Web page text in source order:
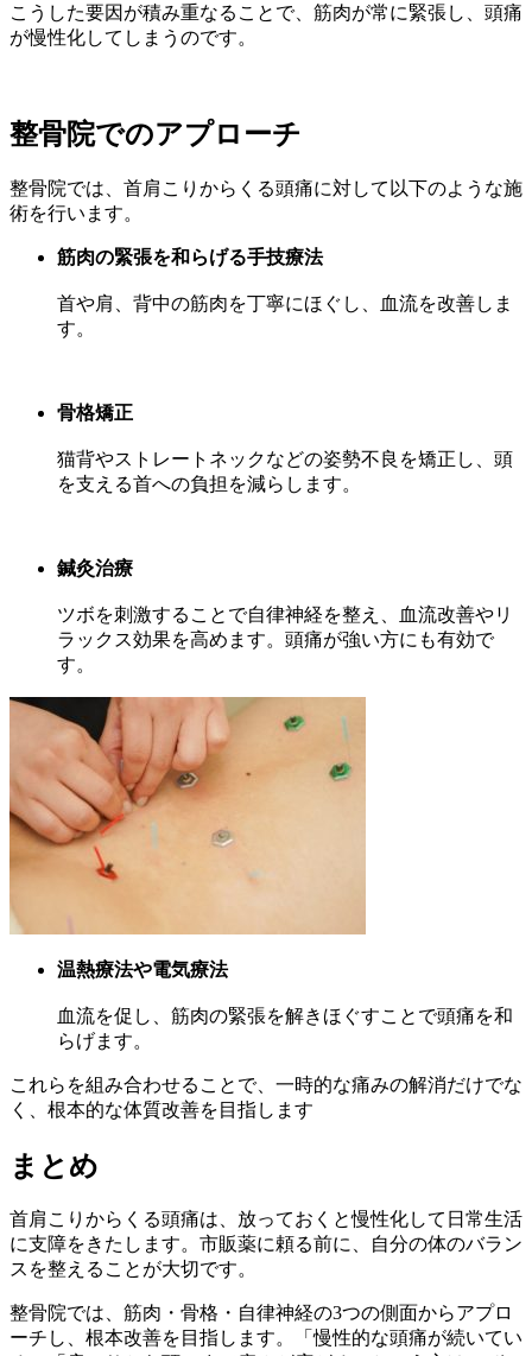
こうした要因が積み重なることで、筋肉が常に緊張し、頭痛
が慢性化してしまうのです。
整骨院でのアプローチ
整骨院では、首肩こりからくる頭痛に対して以下のような施
術を行います。
筋肉の緊張を和らげる手技療法
首や肩、背中の筋肉を丁寧にほぐし、血流を改善しま
す。
骨格矯正
猫背やストレートネックなどの姿勢不良を矯正し、頭
を支える首への負担を減らします。
鍼灸治療
ツボを刺激することで自律神経を整え、血流改善やリ
ラックス効果を高めます。頭痛が強い方にも有効で
す。
温熱療法や電気療法
血流を促し、筋肉の緊張を解きほぐすことで頭痛を和
らげます。
これらを組み合わせることで、一時的な痛みの解消だけでな
く、根本的な体質改善を目指します
まとめ
首肩こりからくる頭痛は、放っておくと慢性化して日常生活
に支障をきたします。市販薬に頼る前に、自分の体のバラン
スを整えることが大切です。
整骨院では、筋肉・骨格・自律神経の3つの側面からアプロ
ーチし、根本改善を目指します。「慢性的な頭痛が続いてい